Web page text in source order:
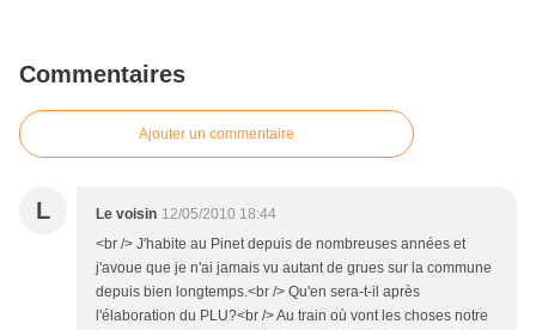
Commentaires
Ajouter un commentaire
L Le voisin 12/05/2010 18:44
<br /> J'habite au Pinet depuis de nombreuses années et
j'avoue que je n'ai jamais vu autant de grues sur la commune
depuis bien longtemps.<br /> Qu'en sera-t-il après
l'élaboration du PLU?<br /> Au train où vont les choses notre